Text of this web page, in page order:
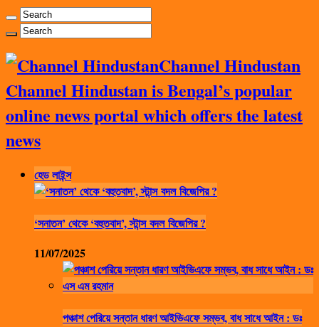
Channel Hindustan
Channel Hindustan is Bengal’s popular
online news portal which offers the latest
news
হেড লাইন্স
‘সনাতন’ থেকে ‘বহুতবাদ’, স্টান্স বদল বিজেপির ?
11/07/2025
পঞ্চাশ পেরিয়ে সন্তান ধারণ আইভিএফে সম্ভব, বাধ সাধে আইন : ডঃ